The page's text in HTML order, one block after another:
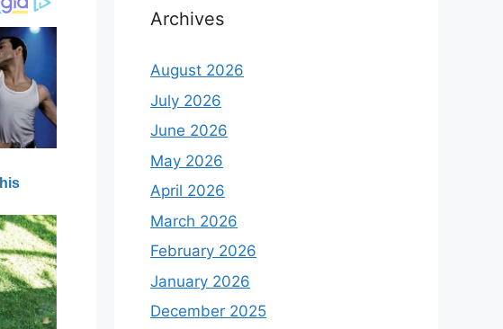
Archives
August 2026
July 2026
June 2026
May 2026
April 2026
March 2026
February 2026
January 2026
December 2025